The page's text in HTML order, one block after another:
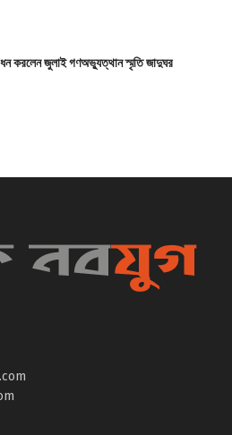
করলেন জুলাই গণঅভ্যুত্থান স্মৃতি জাদুঘর